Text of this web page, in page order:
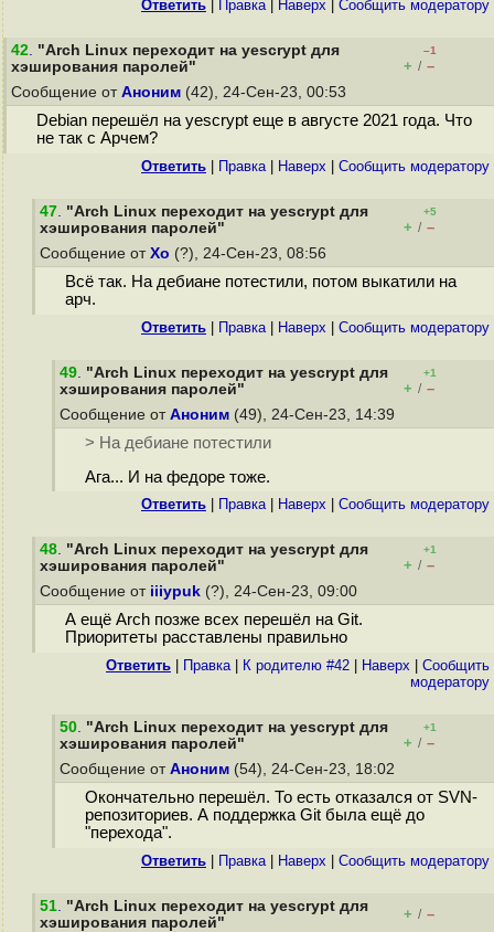
Ответить Правка| Наверх Cообщить модератору
42. "Arch Linux переходит на yescrypt для
хэширования паролей"
–1
+ / –
Сообщение от Аноним (42), 24-Сен-23, 00:53
Debian перешёл на yescrypt еще в августе 2021 года. Что
не так с Арчем?
Ответить Правка| Наверх Cообщить модератору
47. "Arch Linux переходит на yescrypt для
хэширования паролей"
+5
+ / –
Сообщение от Xo (?), 24-Сен-23, 08:56
Всё так. На дебиане потестили, потом выкатили на
арч.
Ответить Правка| Наверх Cообщить модератору
49. "Arch Linux переходит на yescrypt для
хэширования паролей"
+1
+ / –
Сообщение от Аноним (49), 24-Сен-23, 14:39
> На дебиане потестили
Ага... И на федоре тоже.
Ответить Правка| Наверх Cообщить модератору
48. "Arch Linux переходит на yescrypt для
хэширования паролей"
+1
+ / –
Сообщение от iiiypuk (?), 24-Сен-23, 09:00
А ещё Arch позже всех перешёл на Git.
Приоритеты расставлены правильно
Ответить Правка| К родителю #42 Наверх
Cообщить
модератору
50. "Arch Linux переходит на yescrypt для
хэширования паролей"
+1
+ / –
Сообщение от Аноним (54), 24-Сен-23, 18:02
Окончательно перешёл. То есть отказался от SVN-
репозиториев. А поддержка Git была ещё до
"перехода".
Ответить Правка| Наверх Cообщить модератору
51. "Arch Linux переходит на yescrypt для
хэширования паролей"
+ / –